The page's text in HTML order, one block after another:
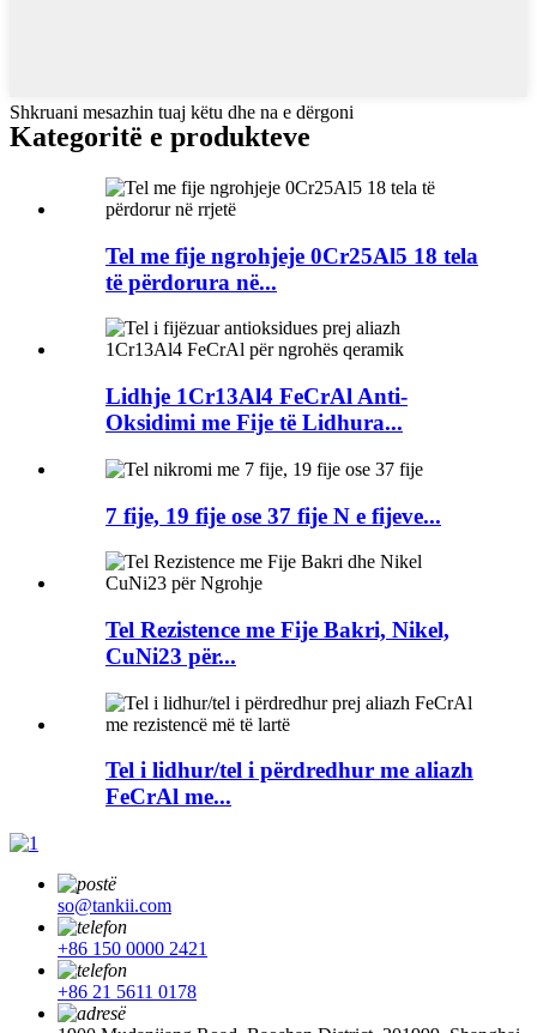
Shkruani mesazhin tuaj këtu dhe na e dërgoni
Kategoritë e produkteve
Tel me fije ngrohjeje 0Cr25Al5 18 tela
të përdorura në...
Lidhje 1Cr13Al4 FeCrAl Anti-
Oksidimi me Fije të Lidhura...
7 fije, 19 fije ose 37 fije N e fijeve...
Tel Rezistence me Fije Bakri, Nikel,
CuNi23 për...
Tel i lidhur/tel i përdredhur me aliazh
FeCrAl me...
so@tankii.com
+86 150 0000 2421
+86 21 5611 0178